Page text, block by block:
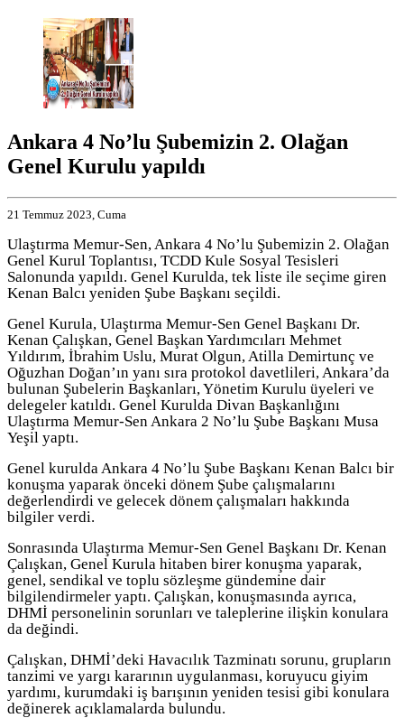
Ankara 4 No’lu Şubemizin 2. Olağan
Genel Kurulu yapıldı
21 Temmuz 2023, Cuma
Ulaştırma Memur-Sen, Ankara 4 No’lu Şubemizin 2. Olağan
Genel Kurul Toplantısı, TCDD Kule Sosyal Tesisleri
Salonunda yapıldı. Genel Kurulda, tek liste ile seçime giren
Kenan Balcı yeniden Şube Başkanı seçildi.
Genel Kurula, Ulaştırma Memur-Sen Genel Başkanı Dr.
Kenan Çalışkan, Genel Başkan Yardımcıları Mehmet
Yıldırım, İbrahim Uslu, Murat Olgun, Atilla Demirtunç ve
Oğuzhan Doğan’ın yanı sıra protokol davetlileri, Ankara’da
bulunan Şubelerin Başkanları, Yönetim Kurulu üyeleri ve
delegeler katıldı. Genel Kurulda Divan Başkanlığını
Ulaştırma Memur-Sen Ankara 2 No’lu Şube Başkanı Musa
Yeşil yaptı.
Genel kurulda Ankara 4 No’lu Şube Başkanı Kenan Balcı bir
konuşma yaparak önceki dönem Şube çalışmalarını
değerlendirdi ve gelecek dönem çalışmaları hakkında
bilgiler verdi.
Sonrasında Ulaştırma Memur-Sen Genel Başkanı Dr. Kenan
Çalışkan, Genel Kurula hitaben birer konuşma yaparak,
genel, sendikal ve toplu sözleşme gündemine dair
bilgilendirmeler yaptı. Çalışkan, konuşmasında ayrıca,
DHMİ personelinin sorunları ve taleplerine ilişkin konulara
da değindi.
Çalışkan, DHMİ’deki Havacılık Tazminatı sorunu, grupların
tanzimi ve yargı kararının uygulanması, koruyucu giyim
yardımı, kurumdaki iş barışının yeniden tesisi gibi konulara
değinerek açıklamalarda bulundu.